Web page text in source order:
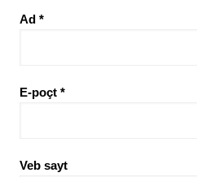
Ad *
E-poçt *
Veb sayt